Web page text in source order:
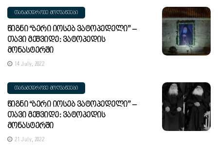
ᲗᲐᲜᲐᲛᲔᲓᲠᲝᲕᲔ ᲛᲝᲦᲕᲐᲬᲔᲔᲑᲘ
Წიგნი “ბერი Იოსებ Ვატოპედელი” –
Თავი Მეშვიდე: Ვატოპედის
Მონასტერში
14 July, 2022
ᲗᲐᲜᲐᲛᲔᲓᲠᲝᲕᲔ ᲛᲝᲦᲕᲐᲬᲔᲔᲑᲘ
Წიგნი “ბერი Იოსებ Ვატოპედელი” –
Თავი Მეშვიდე: Ვატოპედის
Მონასტერში
21 July, 2022